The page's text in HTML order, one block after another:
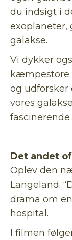
du indsigt i
exoplaneter,
galakse.
Vi dykker
kæmpestore
og
vores
fascinerende
Det andet
Oplev den
Langeland.
drama om
hospital.
I filmen